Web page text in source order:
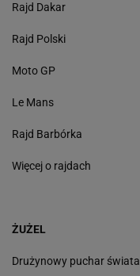
Rajd Dakar
Rajd Polski
Moto GP
Le Mans
Rajd Barbórka
Więcej o rajdach
ŻUŻEL
Drużynowy puchar świata